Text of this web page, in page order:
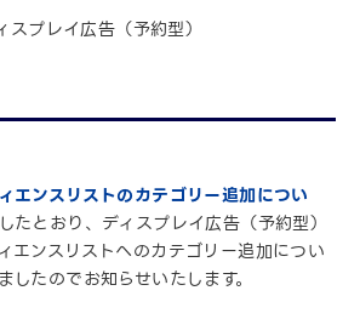
プレイ広告（予約型）
エンスリストのカテゴリー追加につい
たとおり、ディスプレイ広告（予約型）
エンスリストへのカテゴリー追加につい
したのでお知らせいたします。